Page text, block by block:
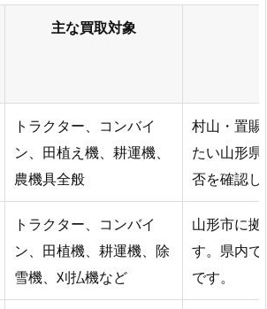
主な買取対象
トラクター、コンバイ
ン、田植え機、耕運機、
農機具全般
村山・置賜
たい山形
否を確認し
トラクター、コンバイ
ン、田植機、耕運機、除
雪機、刈払機など
山形市に
す。県内で
です。